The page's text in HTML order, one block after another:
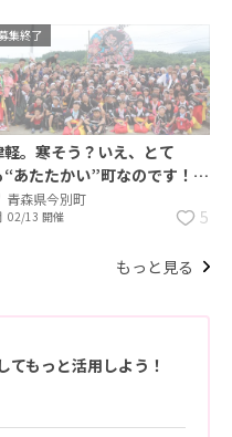
集終了
軽。寒そう？いえ、とて
“あたたかい”町なのです！
県今別町がもう１つのふる
とに。世代を超えた絆を深め
青森県今別町
02/13 開催 5
もっと見る
てもっと活用しよう！